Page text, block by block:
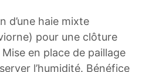
d’une haie mixte
pour une clôture
en place de paillage
l’humidité. Bénéfice